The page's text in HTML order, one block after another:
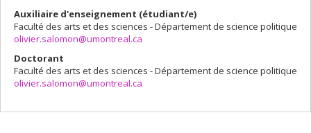
Auxiliaire d'enseignement (étudiant/e)
Faculté des arts et des sciences - Département de science politique
olivier.salomon@umontreal.ca
Doctorant
Faculté des arts et des sciences - Département de science politique
olivier.salomon@umontreal.ca